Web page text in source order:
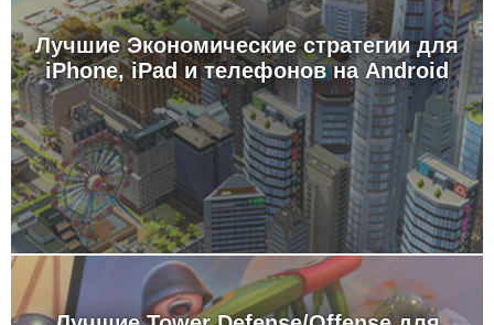
Лучшие Экономические стратегии для
iPhone, iPad и телефонов на Android